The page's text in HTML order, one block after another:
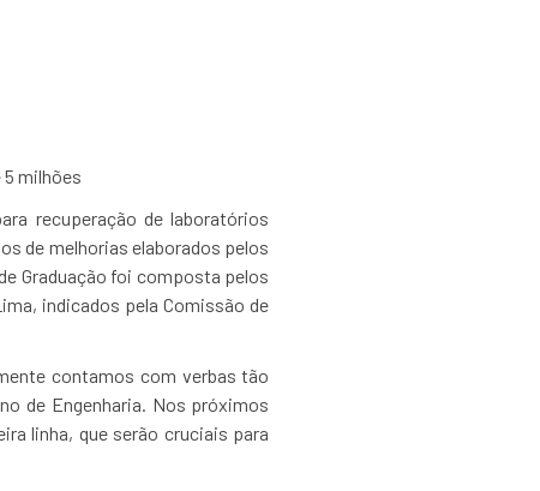
milhões
recuperação de laboratórios
de melhorias elaborados pelos
Graduação foi composta pelos
indicados pela Comissão de
contamos com verbas tão
de Engenharia. Nos próximos
linha, que serão cruciais para